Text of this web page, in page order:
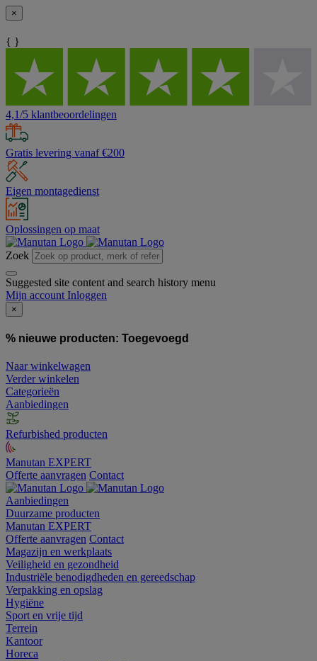
×
{ }
4,1/5 klantbeoordelingen
Gratis levering vanaf €200
Eigen montagedienst
Oplossingen op maat
Zoek
Suggested site content and search history menu
Mijn account Inloggen
×
% nieuwe producten: Toegevoegd
Naar winkelwagen
Verder winkelen
Categorieën
Aanbiedingen
Refurbished producten
Manutan EXPERT
Offerte aanvragen Contact
Aanbiedingen
Duurzame producten
Manutan EXPERT
Offerte aanvragen Contact
Magazijn en werkplaats
Veiligheid en gezondheid
Industriële benodigdheden en gereedschap
Verpakking en opslag
Hygiëne
Sport en vrije tijd
Terrein
Kantoor
Horeca